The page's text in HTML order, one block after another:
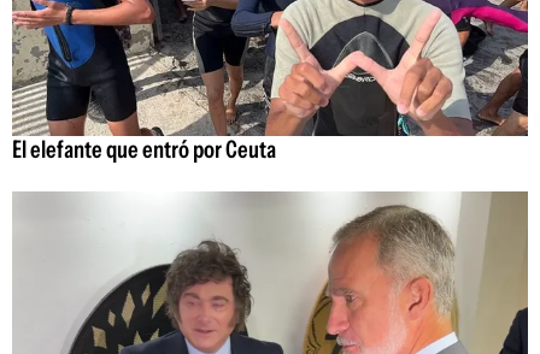
El elefante que entró por Ceuta